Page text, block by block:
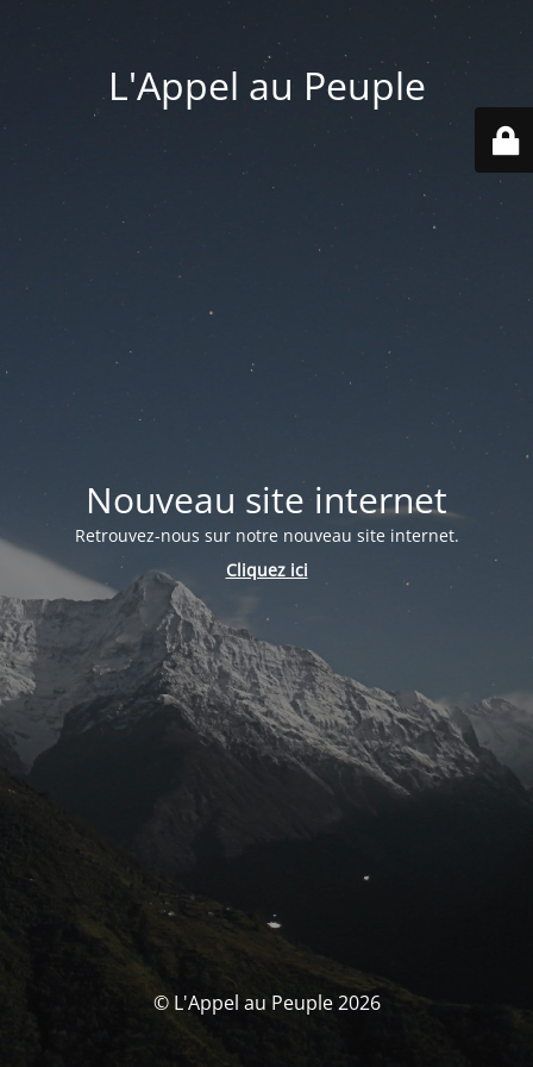
L'Appel au Peuple
Nouveau site internet
Retrouvez-nous sur notre nouveau site internet.
Cliquez ici
© L'Appel au Peuple 2026